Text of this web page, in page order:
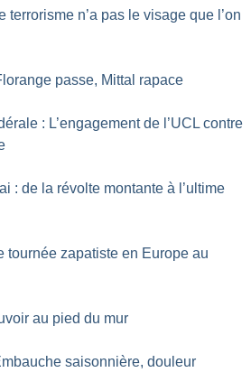
terrorisme n’a pas le visage que l’on
passe, Mittal rapace
: L’engagement de l’UCL contre
: de la révolte montante à l’ultime
tournée zapatiste en Europe au
au pied du mur
saisonnière, douleur